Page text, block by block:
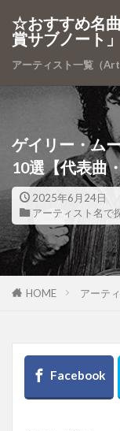
☆おすすめ名
賞サブノート」
アーティスト一覧（
ゲイリー・ム
10選【代表曲
2025年6月24日
アーティスト名で
HOME アーテ